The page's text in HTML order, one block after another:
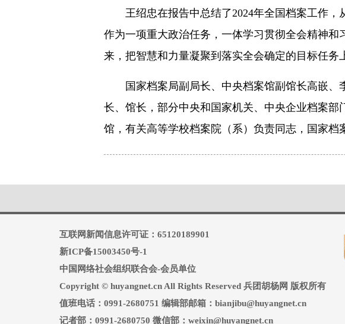
王绍忠在报告中总结了2024年全国档案工作
作为一项重大政治任务，一体学习贯彻全会精神
来，把智慧和力量凝聚到落实全会确定的目标任务
国家档案局副局长、中央档案馆副馆长高嵌
长、馆长，部分中央和国家机关、中央企业档案
馆，有关高等学校档案院（系）负责同志，国家档
互联网新闻信息许可证：65120189901
新ICP备15003450号-1
中国网络社会组织联合会-会员单位
Copyright © huyangnet.cn All Rights Reserved 兵团胡杨网 版权所有
值班电话：0991-2680751 编辑部邮箱：bianjibu@huyangnet.cn
记者部：0991-2680750 微信部：weixin@huyangnet.cn